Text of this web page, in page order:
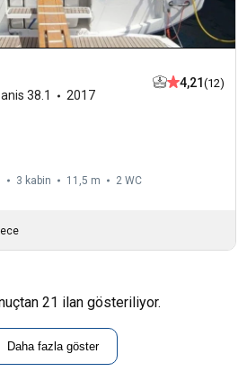
38.1
2017
4,21 (12)
3 kabin 11,5 m 2 WC
21 ilan gösteriliyor.
Daha fazla göster